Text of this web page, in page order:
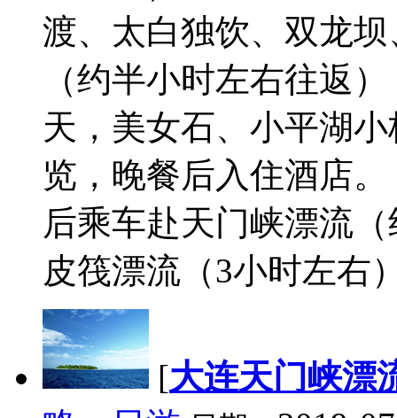
渡、太白独饮、双龙
（约半小时左右往返
天，美女石、小平湖
览，晚餐后入住酒店
后乘车赴天门峡漂流
皮筏漂流（3小时左右
[大连天门峡漂